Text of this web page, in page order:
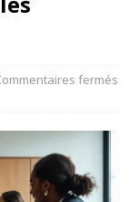
fermés